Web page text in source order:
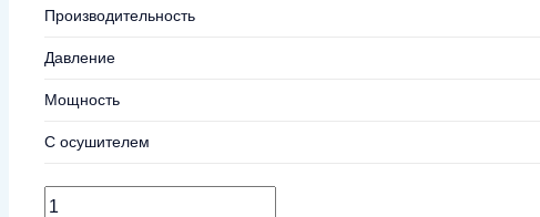
Производительность
Давление
Мощность
С осушителем
Количество